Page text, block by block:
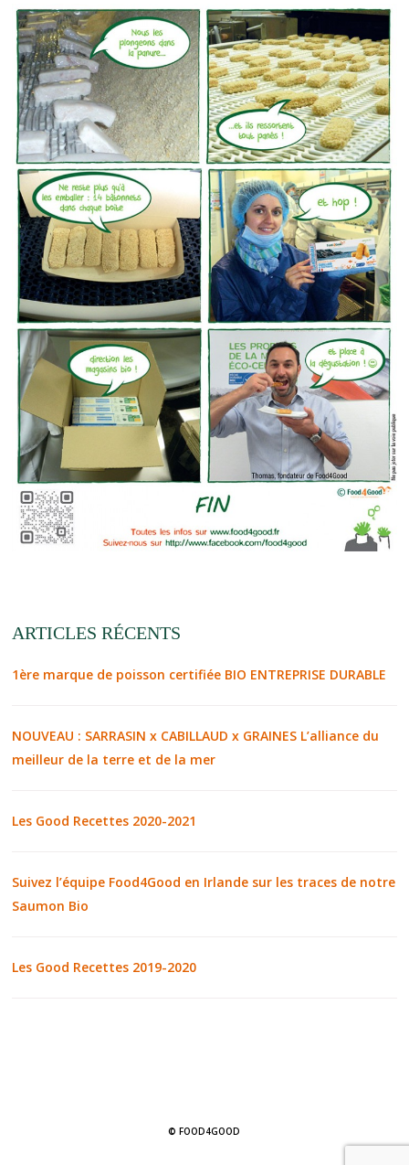
ARTICLES RÉCENTS
1ère marque de poisson certifiée BIO ENTREPRISE DURABLE
NOUVEAU : SARRASIN x CABILLAUD x GRAINES L’alliance du
meilleur de la terre et de la mer
Les Good Recettes 2020-2021
Suivez l’équipe Food4Good en Irlande sur les traces de notre
Saumon Bio
Les Good Recettes 2019-2020
© FOOD4GOOD